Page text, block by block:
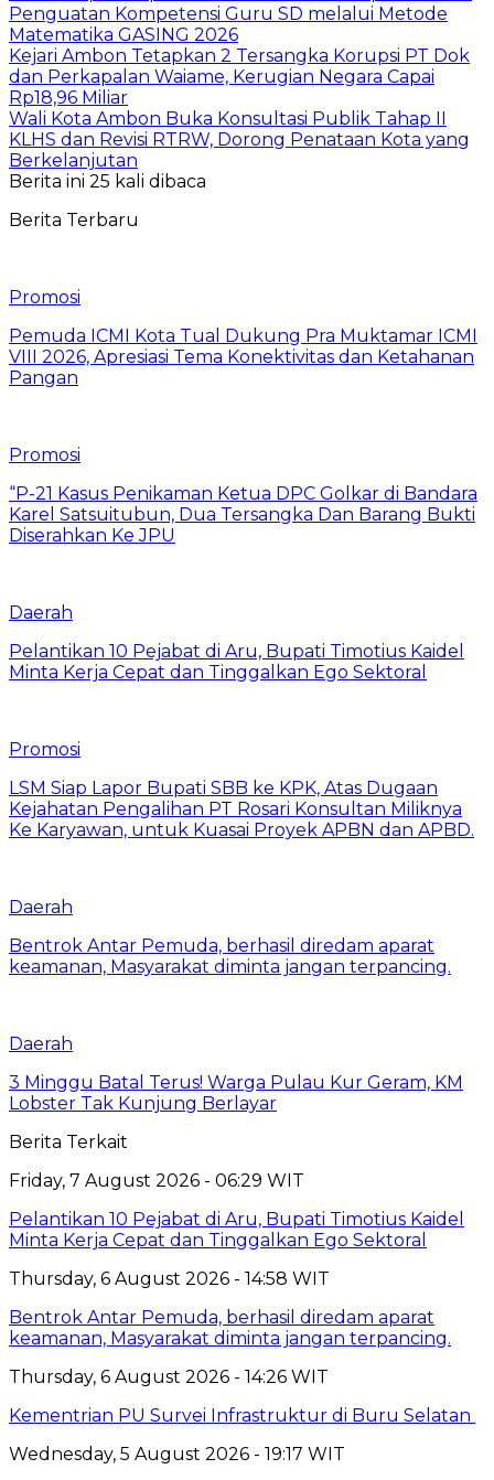
Penguatan Kompetensi Guru SD melalui Metode
Matematika GASING 2026
Kejari Ambon Tetapkan 2 Tersangka Korupsi PT Dok
dan Perkapalan Waiame, Kerugian Negara Capai
Rp18,96 Miliar
Wali Kota Ambon Buka Konsultasi Publik Tahap II
KLHS dan Revisi RTRW, Dorong Penataan Kota yang
Berkelanjutan
Berita ini 25 kali dibaca
Berita Terbaru
Promosi
Pemuda ICMI Kota Tual Dukung Pra Muktamar ICMI
VIII 2026, Apresiasi Tema Konektivitas dan Ketahanan
Pangan
Promosi
“P-21 Kasus Penikaman Ketua DPC Golkar di Bandara
Karel Satsuitubun, Dua Tersangka Dan Barang Bukti
Diserahkan Ke JPU
Daerah
Pelantikan 10 Pejabat di Aru, Bupati Timotius Kaidel
Minta Kerja Cepat dan Tinggalkan Ego Sektoral
Promosi
LSM Siap Lapor Bupati SBB ke KPK, Atas Dugaan
Kejahatan Pengalihan PT Rosari Konsultan Miliknya
Ke Karyawan, untuk Kuasai Proyek APBN dan APBD.
Daerah
Bentrok Antar Pemuda, berhasil diredam aparat
keamanan, Masyarakat diminta jangan terpancing.
Daerah
3 Minggu Batal Terus! Warga Pulau Kur Geram, KM
Lobster Tak Kunjung Berlayar
Berita Terkait
Friday, 7 August 2026 - 06:29 WIT
Pelantikan 10 Pejabat di Aru, Bupati Timotius Kaidel
Minta Kerja Cepat dan Tinggalkan Ego Sektoral
Thursday, 6 August 2026 - 14:58 WIT
Bentrok Antar Pemuda, berhasil diredam aparat
keamanan, Masyarakat diminta jangan terpancing.
Thursday, 6 August 2026 - 14:26 WIT
Kementrian PU Survei Infrastruktur di Buru Selatan
Wednesday, 5 August 2026 - 19:17 WIT